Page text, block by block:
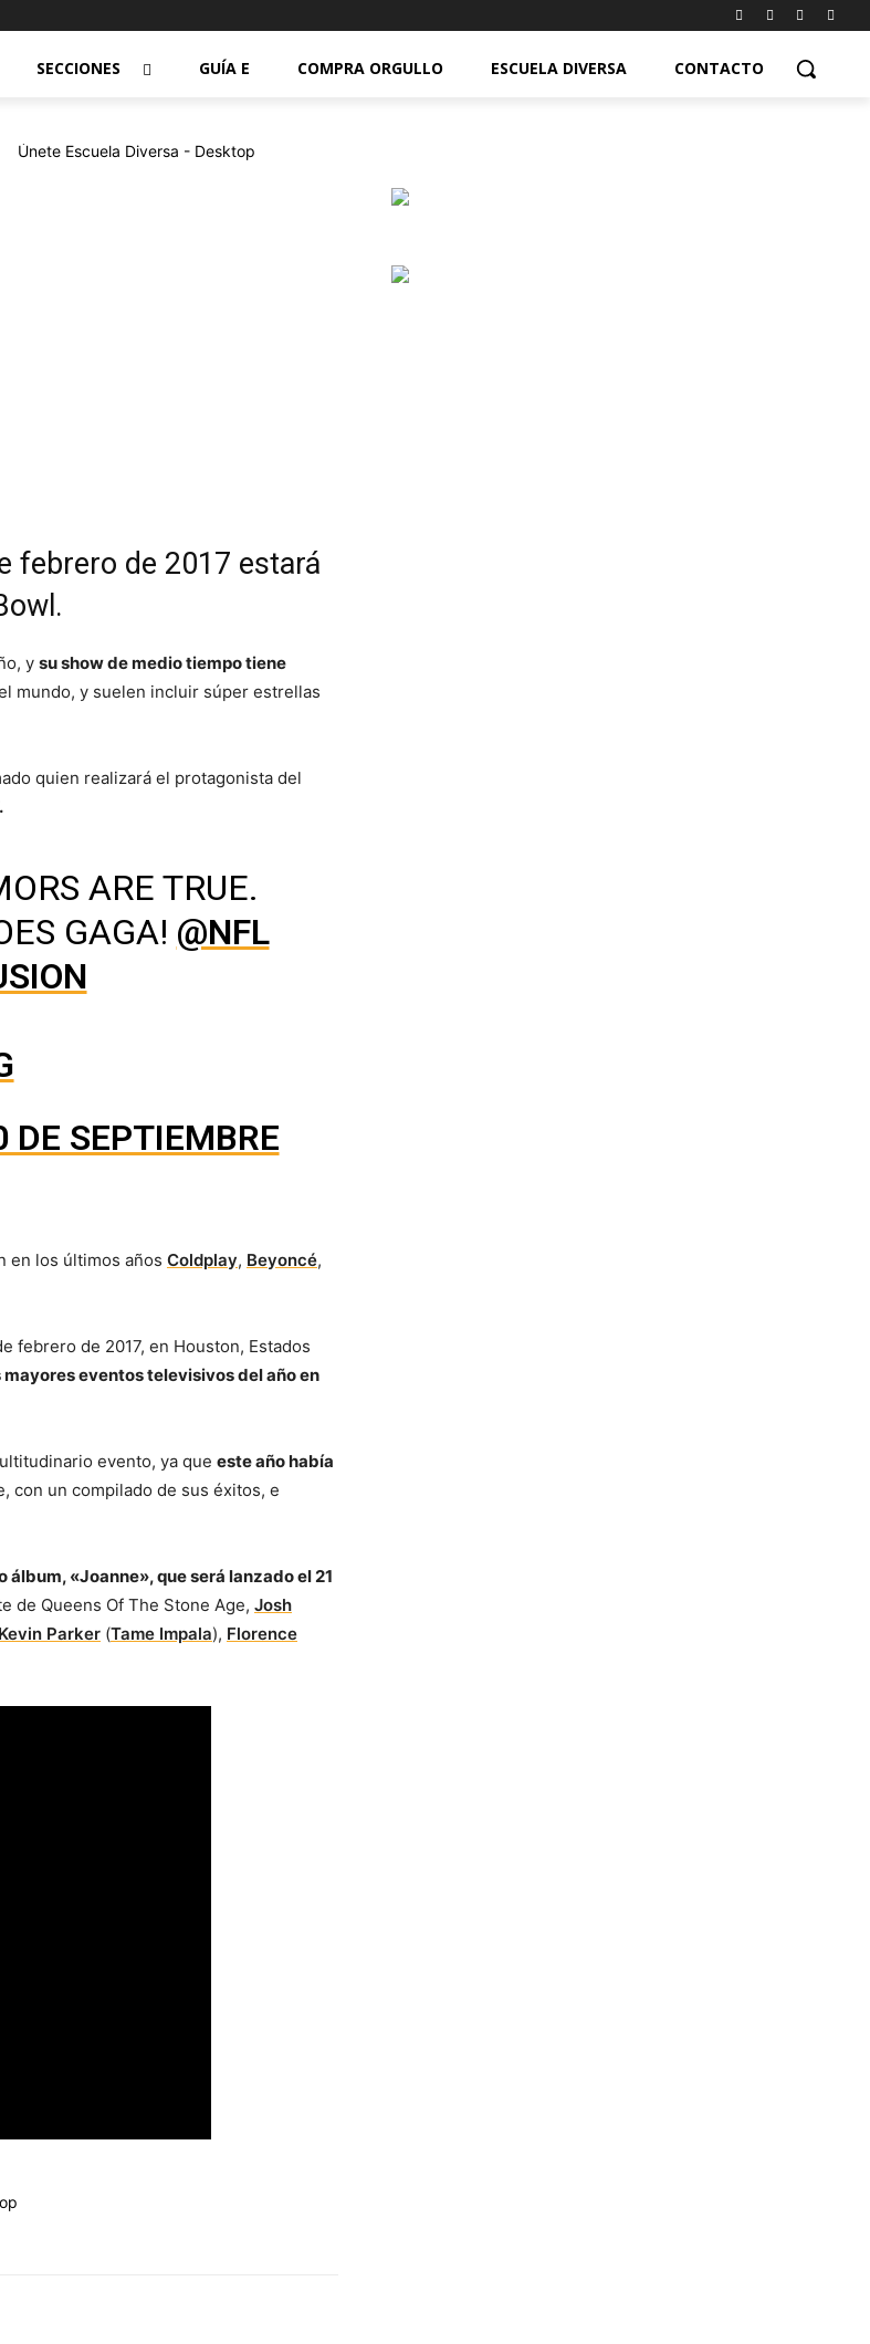
SECCIONES GUÍA E COMPRA ORGULLO ESCUELA DIVERSA CONTACTO
febrero de 2017 estará
y su show de medio tiempo tiene
mundo, y suelen incluir súper estrellas
quien realizará el protagonista del
.
ARE TRUE.
GAGA! @NFL
DE SEPTIEMBRE
en los últimos años Coldplay, Beyoncé,
febrero de 2017, en Houston, Estados
mayores eventos televisivos del año en
evento, ya que este año había
con un compilado de sus éxitos, e
álbum, «Joanne», que será lanzado el 21
de Queens Of The Stone Age, Josh
Kevin Parker (Tame Impala), Florence